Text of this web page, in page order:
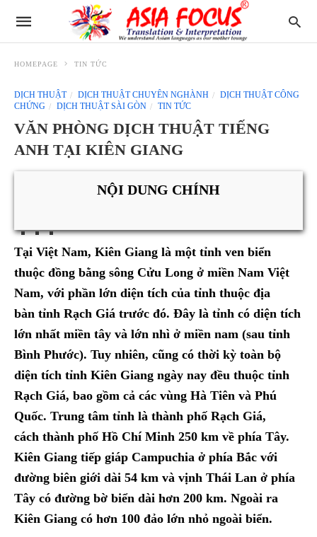
HOMEPAGE TIN TỨC
DỊCH THUẬT DỊCH THUẬT CHUYÊN NGHÀNH
DỊCH THUẬT CÔNG
CHỨNG
DỊCH THUẬT SÀI GÒN TIN TỨC
VĂN PHÒNG DỊCH THUẬT TIẾNG
ANH TẠI KIÊN GIANG
NỘI DUNG CHÍNH
Tại Việt Nam, Kiên Giang là một tỉnh ven biển
thuộc đồng bằng sông Cửu Long ở miền Nam Việt
Nam, với phần lớn diện tích của tỉnh thuộc địa
bàn tỉnh Rạch Giá trước đó. Đây là tỉnh có diện tích
lớn nhất miền tây và lớn nhì ở miền nam (sau tỉnh
Bình Phước). Tuy nhiên, cũng có thời kỳ toàn bộ
diện tích tỉnh Kiên Giang ngày nay đều thuộc tỉnh
Rạch Giá, bao gồm cả các vùng Hà Tiên và Phú
Quốc. Trung tâm tỉnh là thành phố Rạch Giá,
cách thành phố Hồ Chí Minh 250 km về phía Tây.
Kiên Giang tiếp giáp Campuchia ở phía Bắc với
đường biên giới dài 54 km và vịnh Thái Lan ở phía
Tây có đường bờ biển dài hơn 200 km. Ngoài ra
Kiên Giang có hơn 100 đảo lớn nhỏ ngoài biển.